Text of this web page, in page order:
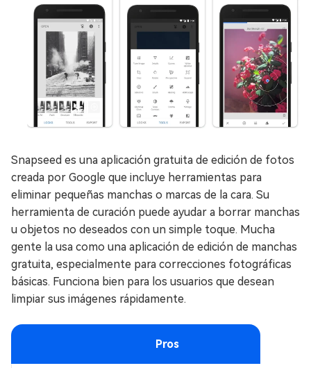
Snapseed es una aplicación gratuita de edición de fotos
creada por Google que incluye herramientas para
eliminar pequeñas manchas o marcas de la cara. Su
herramienta de curación puede ayudar a borrar manchas
u objetos no deseados con un simple toque. Mucha
gente la usa como una aplicación de edición de manchas
gratuita, especialmente para correcciones fotográficas
básicas. Funciona bien para los usuarios que desean
limpiar sus imágenes rápidamente.
Pros